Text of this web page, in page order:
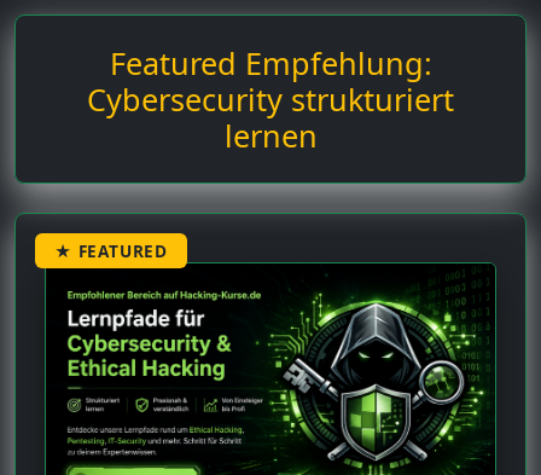
Featured Empfehlung:
Cybersecurity strukturiert
lernen
★ FEATURED